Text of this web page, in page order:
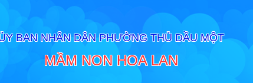
BAN NHÂN DÂN PHƯỜNG THỦ DẦU MỘT
MẦM NON HOA LAN